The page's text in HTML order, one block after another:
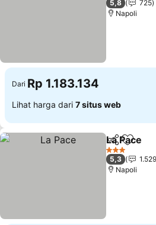
5,8
725
Napoli
Dari Rp 1.183.134
Lihat harga dari 7 situs web
Bagikan
La Pace
3 Bintang
5,3
Napoli